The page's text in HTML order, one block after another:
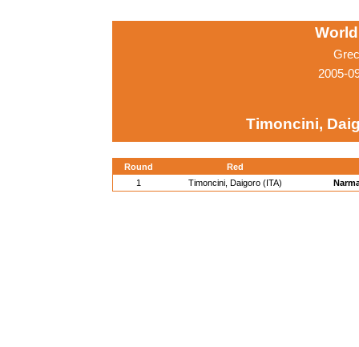
2005-
Timoncini,
Round
Red
1
Timoncini, Daigoro (ITA)